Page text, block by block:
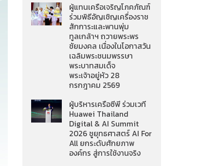
ผู้แทนเครือเจริญโภคภัณฑ์
ร่วมพิธีอัญเชิญเครื่องราช
สักการะและพานพุ่ม
ทูลเกล้าฯ ถวายพระพร
ชัยมงคล เนื่องในโอกาสวัน
เฉลิมพระชนมพรรษา
พระบาทสมเด็จ
พระเจ้าอยู่หัว 28
กรกฎาคม 2569
ผู้บริหารเครือซีพี ร่วมเวที
Huawei Thailand
Digital & AI Summit
2026 ชูยุทธศาสตร์ AI For
All ยกระดับศักยภาพ
องค์กร สู่การใช้งานจริง